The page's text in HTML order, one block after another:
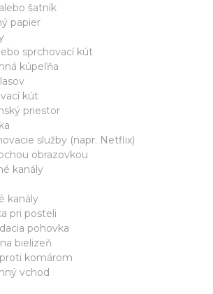
šatník
papier
sprchovací kút
kúpeľňa
kút
priestor
služby (napr. Netflix)
obrazovkou
kanály
kanály
pri posteli
pohovka
bielizeň
komárom
vchod